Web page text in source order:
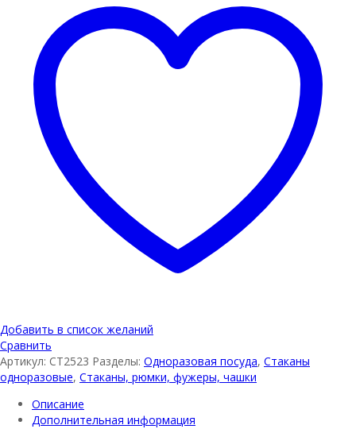
Добавить в список желаний
Сравнить
Артикул: СТ2523 Разделы: Одноразовая посуда, Стаканы
одноразовые, Стаканы, рюмки, фужеры, чашки
Описание
Дополнительная информация